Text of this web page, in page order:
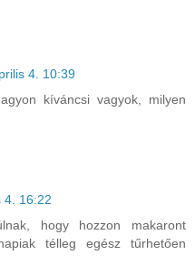
4. 10:39
kíváncsi vagyok, milyen
4. 16:22
hogy hozzon makaront
télleg egész tűrhetően